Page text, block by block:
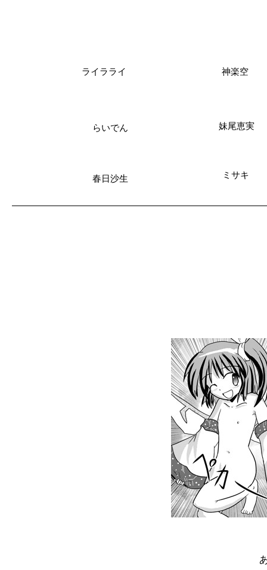
神楽空
ライラライ
妹尾恵実
らいでん
春日沙生 ミサキ